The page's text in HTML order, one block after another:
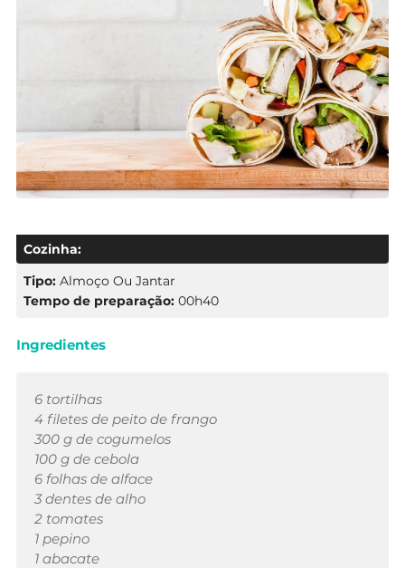
Cozinha:
Tipo: Almoço Ou Jantar
Tempo de preparação: 00h40
Ingredientes
6 tortilhas
4 filetes de peito de frango
300 g de cogumelos
100 g de cebola
6 folhas de alface
3 dentes de alho
2 tomates
1 pepino
1 abacate